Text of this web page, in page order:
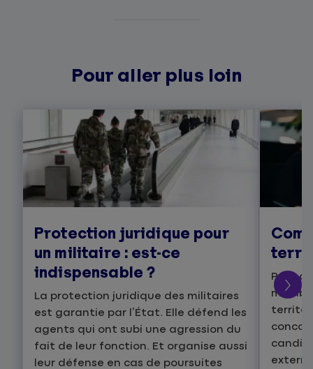
Pour aller plus loin
Protection juridique pour
un militaire : est-ce
indispensable ?
La protection juridique des militaires
est garantie par l’État. Elle défend les
agents qui ont subi une agression du
fait de leur fonction. Et organise aussi
leur défense en cas de poursuites
Pour